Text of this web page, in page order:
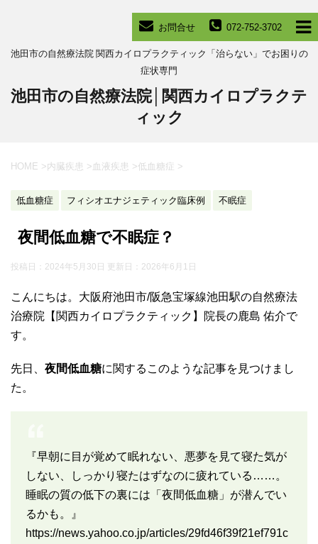
072-752-3702
お問合せ
池田市の自然療法院 関西カイロプラクティック「治らない」でお困りの
症状専門
池田市の自然療法院│関西カイロプラクテ
ィック
HOME >内臓疾患 > 血液疾患 >低血糖症 >
低血糖症 フィシオエナジェティック臨床例 不眠症
夜間低血糖で不眠症？
投稿日：2024年5月30日 更新日： 2026年6月1日
こんにちは。大阪府池田市/阪急宝塚線池田駅の自然療法
治療院【関西カイロプラクティック】院長の鹿島 佑介で
す。
先日、 夜間低血糖に関するこのような記事を見つけまし
た。
『早朝に目が覚めて眠れない、悪夢を見て寝た気が
しない、しっかり寝たはずなのに疲れている……。
睡眠の質の低下の裏には「夜間低血糖」が潜んでい
るかも。』
https://news.yahoo.co.jp/articles/29fd46f39f21ef791c